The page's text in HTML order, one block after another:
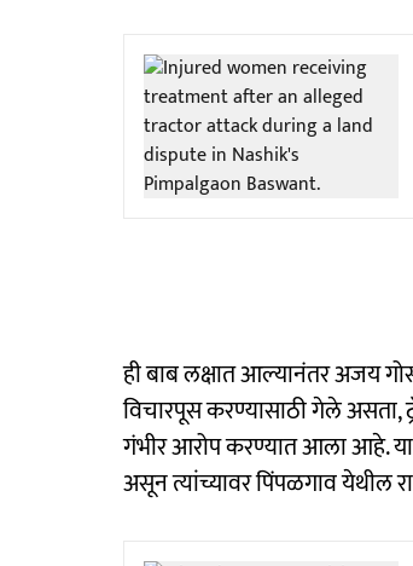
ही बाब लक्षात आल्यानंतर अजय
विचारपूस करण्यासाठी गेले असता,
गंभीर आरोप करण्यात आला आहे.
असून त्यांच्यावर पिंपळगाव येथील